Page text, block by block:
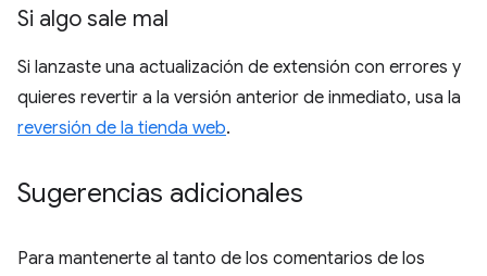
Si algo sale mal
Si lanzaste una actualización de extensión con errores y
quieres revertir a la versión anterior de inmediato, usa la
reversión de la tienda web.
Sugerencias adicionales
Para mantenerte al tanto de los comentarios de los